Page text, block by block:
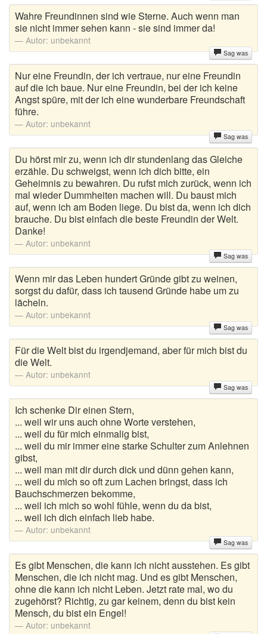
Wahre Freundinnen sind wie Sterne. Auch wenn man
sie nicht immer sehen kann - sie sind immer da!
Autor: unbekannt
Sag was
Nur eine Freundin, der ich vertraue, nur eine Freundin
auf die ich baue. Nur eine Freundin, bei der ich keine
Angst spüre, mit der ich eine wunderbare Freundschaft
führe.
Autor: unbekannt
Sag was
Du hörst mir zu, wenn ich dir stundenlang das Gleiche
erzähle. Du schweigst, wenn ich dich bitte, ein
Geheimnis zu bewahren. Du rufst mich zurück, wenn ich
mal wieder Dummheiten machen will. Du baust mich
auf, wenn ich am Boden liege. Du bist da, wenn ich dich
brauche. Du bist einfach die beste Freundin der Welt.
Danke!
Autor: unbekannt
Sag was
Wenn mir das Leben hundert Gründe gibt zu weinen,
sorgst du dafür, dass ich tausend Gründe habe um zu
lächeln.
Autor: unbekannt
Sag was
Für die Welt bist du irgendjemand, aber für mich bist du
die Welt.
Autor: unbekannt
Sag was
Ich schenke Dir einen Stern,
... weil wir uns auch ohne Worte verstehen,
... weil du für mich einmalig bist,
... weil du mir immer eine starke Schulter zum Anlehnen
gibst,
... weil man mit dir durch dick und dünn gehen kann,
... weil du mich so oft zum Lachen bringst, dass ich
Bauchschmerzen bekomme,
... weil ich mich so wohl fühle, wenn du da bist,
... weil ich dich einfach lieb habe.
Autor: unbekannt
Sag was
Es gibt Menschen, die kann ich nicht ausstehen. Es gibt
Menschen, die ich nicht mag. Und es gibt Menschen,
ohne die kann ich nicht Leben. Jetzt rate mal, wo du
zugehörst? Richtig, zu gar keinem, denn du bist kein
Mensch, du bist ein Engel!
Autor: unbekannt